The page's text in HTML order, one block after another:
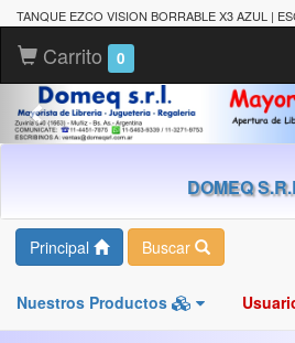
TANQUE EZCO VISION BORRABLE X3 AZUL |
Carrito 0
DOMEQ
Principal Buscar
Nuestros Productos